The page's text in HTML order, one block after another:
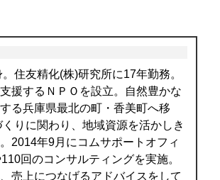
住友精化(株)研究所に17年勤務。
援するＮＰＯを設立。自然豊かな
る兵庫県最北の町・香美町へ移
りに関わり、地域資源を活かしき
2014年9月にコムサポートオフィ
回のコンサルティングを実施。
売上につなげるアドバイスをして